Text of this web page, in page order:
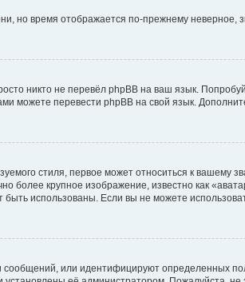
но время отображается по-прежнему неверное,
никто не перевёл phpBB на ваш язык.
можете перевести phpBB на свой язык.
стиля, первое может относиться к вашему
более крупное изображение, известно как
быть использованы. Если вы не можете
или идентифицируют определенных